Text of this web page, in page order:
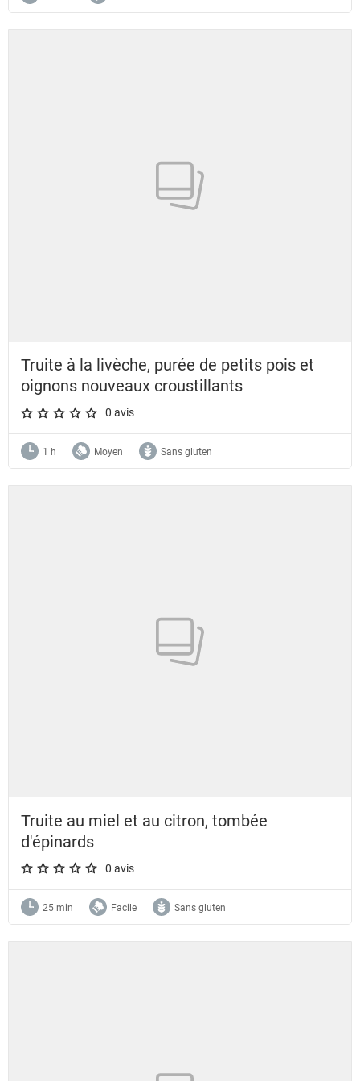
Truite à la livèche, purée de petits pois et
oignons nouveaux croustillants
A star rating of 0 out of 5.
0 avis
1 h Moyen Sans gluten
Truite au miel et au citron, tombée
d'épinards
A star rating of 0 out of 5.
0 avis
25 min Facile Sans gluten